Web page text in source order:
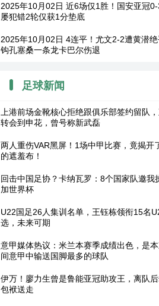
2025年10月02日 近6场仅1胜！国安亚冠
屡犯错2轮仅获1分垫底
2025年10月02日 4连平！尤文2-2遭黄潜
钩孔塞桑一条龙卡巴尔伤退
足球新闻
上港前场金靴核心拒绝跟俱乐部签约留队
转会到申花，曾号称新武磊
两人重伤VAR黑屏！1场中甲比赛，竟揭开
的遮羞布！
回击中国足协？卡纳瓦罗：8个国家队邀我
加世界杯
U22国足26人集训名单，王钰栋领衔15名
选，未来可期
意甲媒体热议：米兰本赛季成绩出色，是
间意甲中输送国脚最多的球队
伊万！廖力生曾是鲁能亚冠助攻王，离队
包袱送走